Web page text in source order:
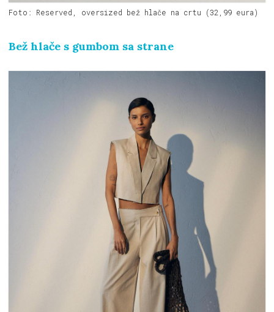
Foto: Reserved, oversized bež hlače na crtu (32,99 eura)
Bež hlače s gumbom sa strane